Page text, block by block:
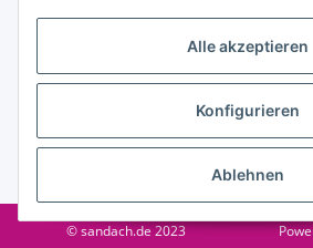
Alle akzeptieren
Konfigurieren
Ablehnen
Vertrag widerrufen
* Alle Preise inkl. gesetzlicher USt., zzgl.Versand
© sandach.de 2023